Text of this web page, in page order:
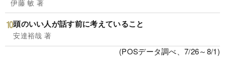
伊藤 敏 著
頭のいい人が話す前に考えていること
安達裕哉 著
(POSデータ調べ、7/26～8/1)